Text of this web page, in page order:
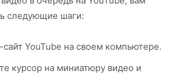
следующие шаги:
YouTube на своем компьютере.
курсор на миниатюру видео и